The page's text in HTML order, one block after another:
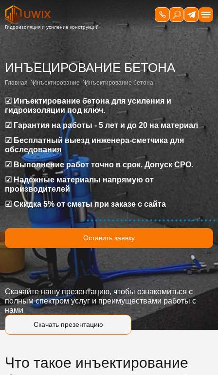
ИНЪЕЦИРОВАНИЕ БЕТОНА
Главная Инъектирование Инъектирование бетона
☑ Инъектирование бетона для усиления и
гидроизоляции под ключ.
☑ Гарантия на работы - 5 лет и до 20 на материал
☑ Бесплатный выезд инженера-сметчика для
обследования
☑ Выполнение работ точно в срок. Допуск СРО.
☑ Надёжные материалы напрямую от
производителей
☑ Скидка 5% от сметы при заказе с сайта
Оставить заявку
Скачать презентацию
Скачайте нашу презентацию, чтобы ознакомиться с
полным спектром услуг и преимуществами работы с
нами
Что такое инъектирование